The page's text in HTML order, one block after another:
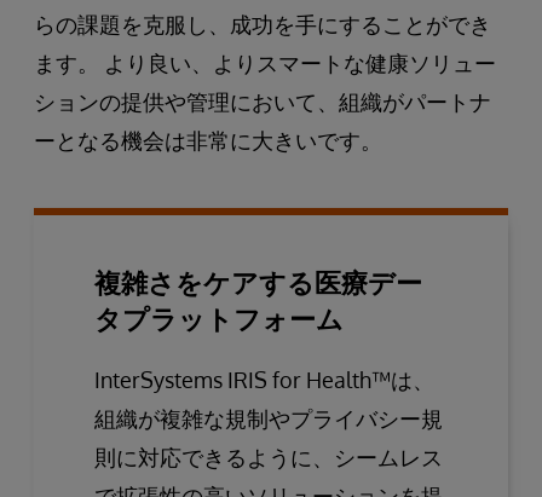
らの課題を克服し、成功を手にすることができ
ます。 より良い、よりスマートな健康ソリュー
ションの提供や管理において、組織がパートナ
ーとなる機会は非常に大きいです。
複雑さをケアする医療デー
タプラットフォーム
InterSystems IRIS for Health™は、
組織が複雑な規制やプライバシー規
則に対応できるように、シームレス